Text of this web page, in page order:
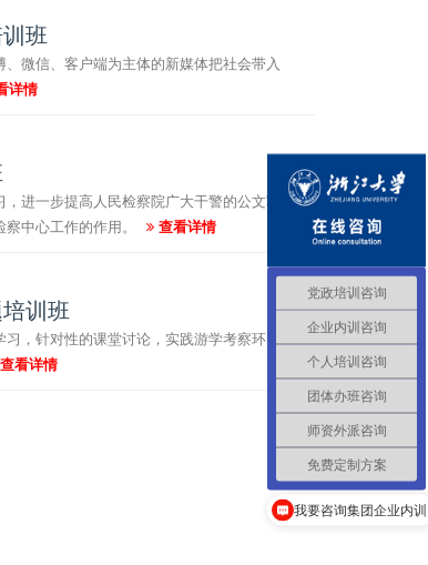
班
微信、客户端为主体的新媒体把社会带入
详情
进一步提高人民检察院广大干警的公文写
中心工作的作用。
查看详情
训班
，针对性的课堂讨论，实践游学考察环
查看详情
党政培训咨询
企业内训咨询
个人培训咨询
团体办班咨询
师资外派咨询
免费定制方案
我要咨询集团企业内训